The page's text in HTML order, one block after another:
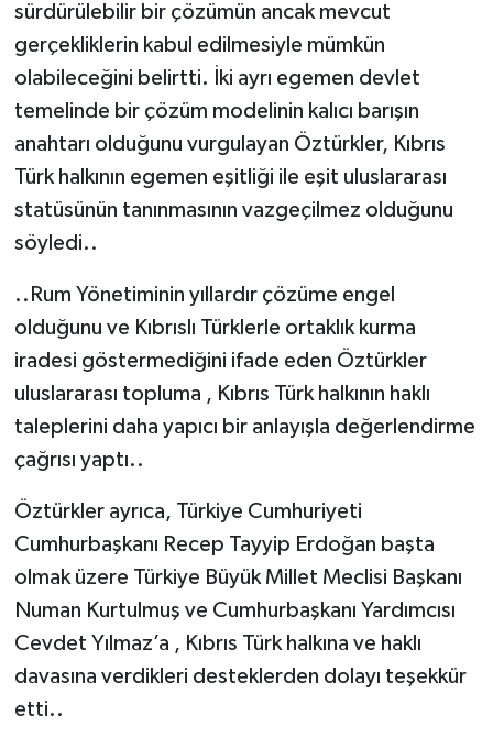
sürdürülebilir bir çözümün ancak mevcut
gerçekliklerin kabul edilmesiyle mümkün
olabileceğini belirtti. İki ayrı egemen devlet
temelinde bir çözüm modelinin kalıcı barışın
anahtarı olduğunu vurgulayan Öztürkler, Kıbrıs
Türk halkının egemen eşitliği ile eşit uluslararası
statüsünün tanınmasının vazgeçilmez olduğunu
söyledi..
..Rum Yönetiminin yıllardır çözüme engel
olduğunu ve Kıbrıslı Türklerle ortaklık kurma
iradesi göstermediğini ifade eden Öztürkler
uluslararası topluma , Kıbrıs Türk halkının haklı
taleplerini daha yapıcı bir anlayışla değerlendirme
çağrısı yaptı..
Öztürkler ayrıca, Türkiye Cumhuriyeti
Cumhurbaşkanı Recep Tayyip Erdoğan başta
olmak üzere Türkiye Büyük Millet Meclisi Başkanı
Numan Kurtulmuş ve Cumhurbaşkanı Yardımcısı
Cevdet Yılmaz’a , Kıbrıs Türk halkına ve haklı
davasına verdikleri desteklerden dolayı teşekkür
etti..